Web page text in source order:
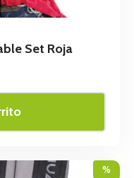
Set Roja
%